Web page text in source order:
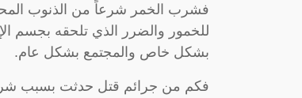
فشرب الخمر شرعاً من الذنوب
للخمور والضرر الذي تلحقه بجسم
بشكل خاص والمجتمع بشكل عام.
فكم من جرائم قتل حدثت بسبب